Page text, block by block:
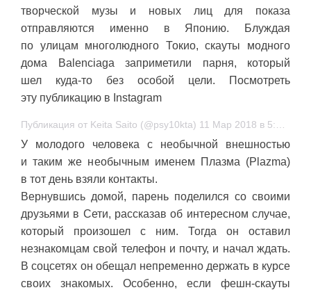
творческой музы и новых лиц для показа
отправляются именно в Японию. Блуждая
по улицам многолюдного Токио, скауты модного
дома Balenciaga заприметили парня, который
шел куда-то без особой цели. Посмотреть
эту публикацию в Instagram
У молодого человека с необычной внешностью
и таким же необычным именем Плазма (Plazma)
в тот день взяли контакты.
Вернувшись домой, парень поделился со своими
друзьями в Сети, рассказав об интересном случае,
который произошел с ним. Тогда он оставил
незнакомцам свой телефон и почту, и начал ждать.
В соцсетях он обещал непременно держать в курсе
своих знакомых. Особенно, если фешн-скауты